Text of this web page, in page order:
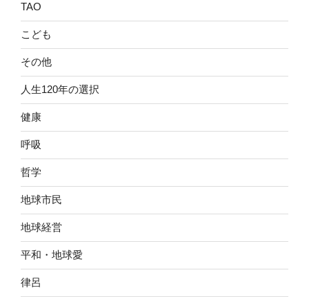
TAO
こども
その他
人生120年の選択
健康
呼吸
哲学
地球市民
地球経営
平和・地球愛
律呂